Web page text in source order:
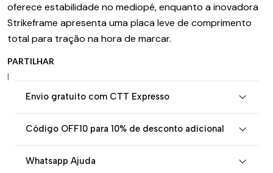
oferece estabilidade no mediopé, enquanto a inovadora
Strikeframe apresenta uma placa leve de comprimento
total para tração na hora de marcar.
PARTILHAR
|
Envio gratuito com CTT Expresso
Código OFF10 para 10% de desconto adicional
Whatsapp Ajuda